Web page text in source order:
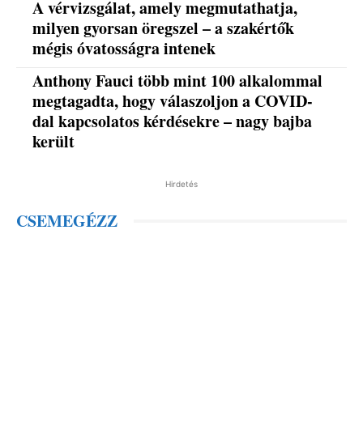
A vérvizsgálat, amely megmutathatja,
milyen gyorsan öregszel – a szakértők
mégis óvatosságra intenek
Anthony Fauci több mint 100 alkalommal
megtagadta, hogy válaszoljon a COVID-
dal kapcsolatos kérdésekre – nagy bajba
került
Hirdetés
CSEMEGÉZZ